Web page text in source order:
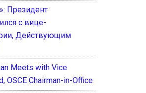
Президент
с вице-
Действующим
Meets with Vice
OSCE Chairman-in-Office